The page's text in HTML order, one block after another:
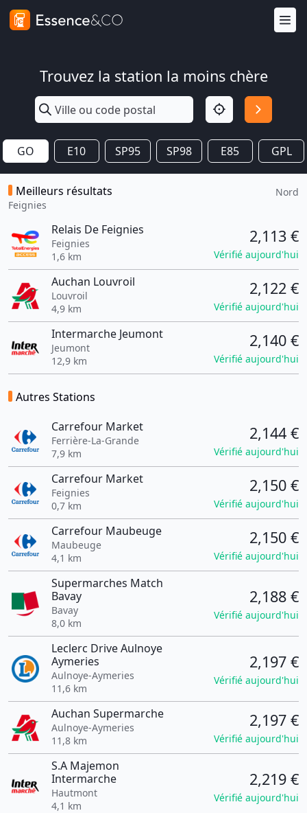
Trouvez la station la moins chère
GO E10 SP95 SP98 E85 GPL
Meilleurs résultats
Feignies
Nord
Relais De Feignies
Feignies
1,6 km
2,113 €
Vérifié aujourd'hui
Auchan Louvroil
Louvroil
4,9 km
2,122 €
Vérifié aujourd'hui
Intermarche Jeumont
Jeumont
12,9 km
2,140 €
Vérifié aujourd'hui
Autres Stations
Carrefour Market
Ferrière-La-Grande
7,9 km
2,144 €
Vérifié aujourd'hui
Carrefour Market
Feignies
0,7 km
2,150 €
Vérifié aujourd'hui
Carrefour Maubeuge
Maubeuge
4,1 km
2,150 €
Vérifié aujourd'hui
Supermarches Match
Bavay
Bavay
8,0 km
2,188 €
Vérifié aujourd'hui
Leclerc Drive Aulnoye
Aymeries
Aulnoye-Aymeries
11,6 km
2,197 €
Vérifié aujourd'hui
Auchan Supermarche
Aulnoye-Aymeries
11,8 km
2,197 €
Vérifié aujourd'hui
S.A Majemon
Intermarche
Hautmont
4,1 km
2,219 €
Vérifié aujourd'hui